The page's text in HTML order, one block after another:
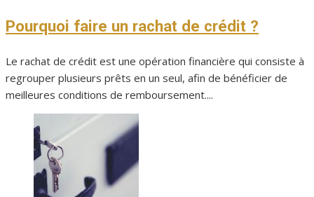
Pourquoi faire un rachat de crédit ?
Le rachat de crédit est une opération financière qui consiste à
regrouper plusieurs prêts en un seul, afin de bénéficier de
meilleures conditions de remboursement....